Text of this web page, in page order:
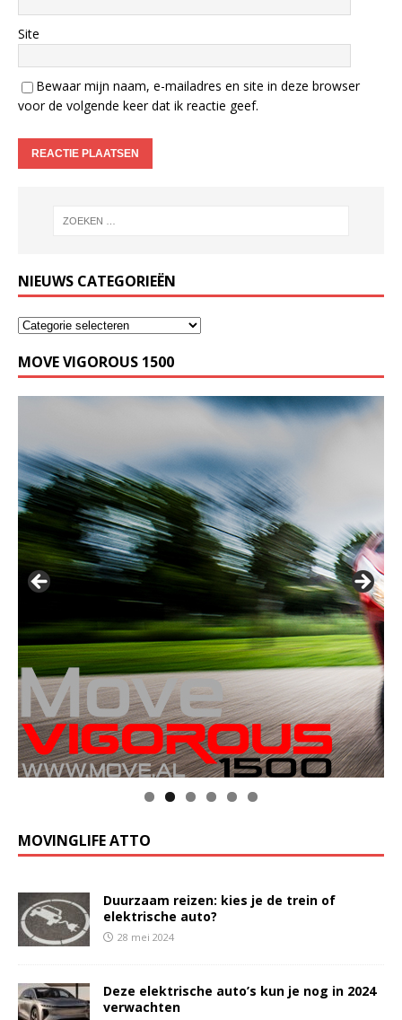
Site
Bewaar mijn naam, e-mailadres en site in deze browser
voor de volgende keer dat ik reactie geef.
NIEUWS CATEGORIEËN
MOVE VIGOROUS 1500
MOVINGLIFE ATTO
Duurzaam reizen: kies je de trein of
elektrische auto?
28 mei 2024
Deze elektrische auto’s kun je nog in 2024
verwachten